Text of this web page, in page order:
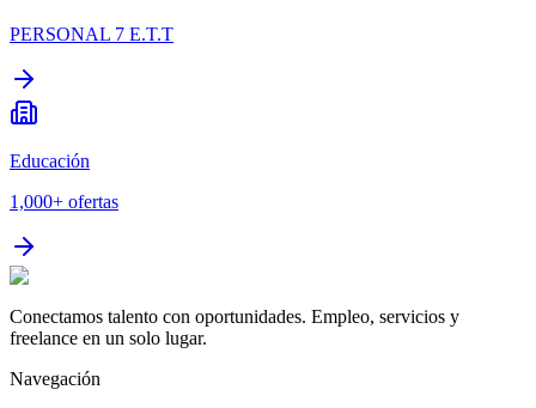
PERSONAL 7 E.T.T
Educación
1,000+ ofertas
Conectamos talento con oportunidades. Empleo, servicios y
freelance en un solo lugar.
Navegación